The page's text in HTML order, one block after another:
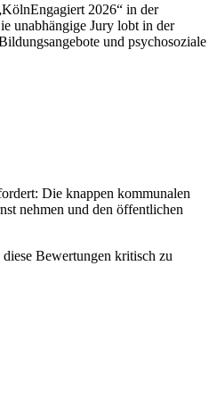
2026“ in der
unabhängige Jury lobt in der
und psychosoziale
Die knappen kommunalen
nehmen und den öffentlichen
Bewertungen kritisch zu